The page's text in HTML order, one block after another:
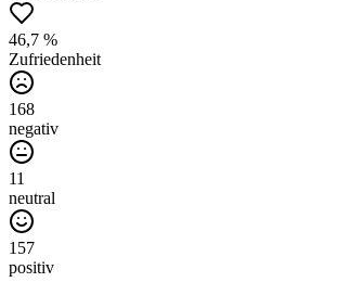
46,7 %
Zufriedenheit
168
negativ
11
neutral
157
positiv